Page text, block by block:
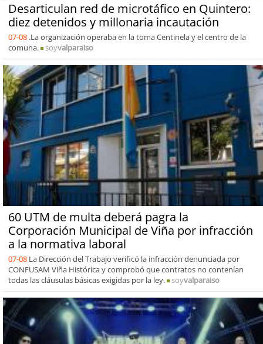
Desarticulan red de microtáfico en Quintero:
diez detenidos y millonaria incautación
07-08 .La organización operaba en la toma Centinela y el centro de la
comuna.
soyvalparaiso
60 UTM de multa deberá pagra la
Corporación Municipal de Viña por infracción
a la normativa laboral
07-08 La Dirección del Trabajo verificó la infracción denunciada por
CONFUSAM Viña Histórica y comprobó que contratos no contenían
todas las cláusulas básicas exigidas por la ley.
soyvalparaiso